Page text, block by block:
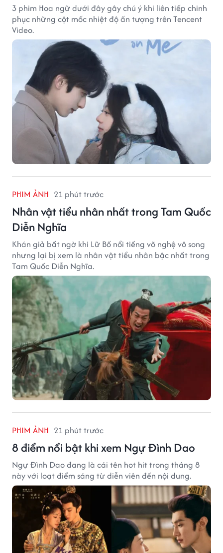
3 phim Hoa ngữ dưới đây gây chú ý khi liên tiếp chinh
phục những cột mốc nhiệt độ ấn tượng trên Tencent
Video.
PHIM ẢNH 21 phút trước
Nhân vật tiểu nhân nhất trong Tam Quốc
Diễn Nghĩa
Khán giả bất ngờ khi Lữ Bố nổi tiếng võ nghệ vô song
nhưng lại bị xem là nhân vật tiểu nhân bậc nhất trong
Tam Quốc Diễn Nghĩa.
PHIM ẢNH 21 phút trước
8 điểm nổi bật khi xem Ngự Đình Dao
Ngự Đình Dao đang là cái tên hot hit trong tháng 8
này với loạt điểm sáng từ diễn viên đến nội dung.